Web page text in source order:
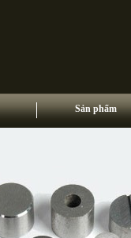
Sản phẩm